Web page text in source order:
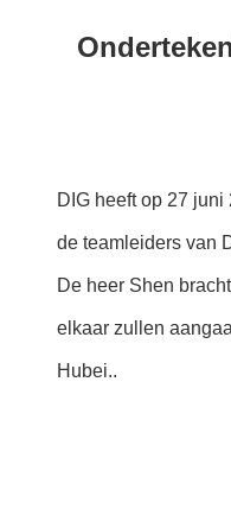
DIG heeft op 27
de teamleiders van
De heer Shen
elkaar zullen
Hubei..